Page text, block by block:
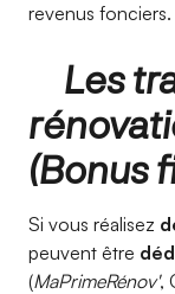
revenus fonciers.
Les
(Bonus
Si vous réalisez
peuvent être
(MaPrimeRénov',